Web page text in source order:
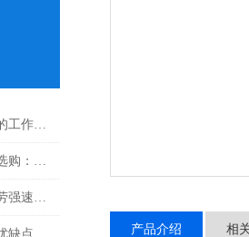
日晒老化人工气候测试箱的工作原理及关键参数分析
电线电缆换气老化试验箱选购：关键参数与功能考量
疲劳试验机是怎样计算疲劳强速的呢
恒温恒湿试验箱加湿功能优缺点对比 产品介绍 相